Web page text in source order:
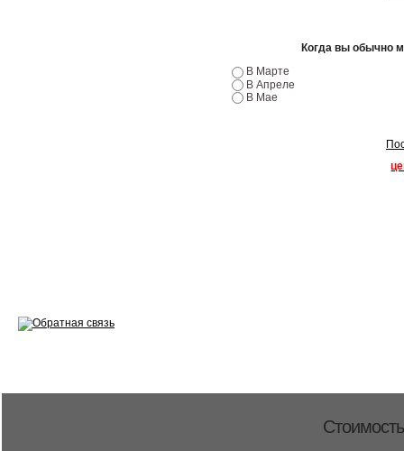
Когда вы обычно
В Марте
В Апреле
В Мае